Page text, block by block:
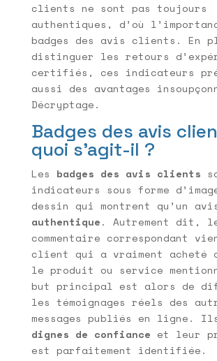
clients ne sont pas toujours
authentiques, d’où
badges des avis clients. En
distinguer les retours
certifiés, ces indicateurs
aussi des avantages
Décryptage.
Badges des avis
quoi s’agit-il ?
Les badges des avis clients
indicateurs sous forme
dessin qui montrent qu’un
authentique. Autrement dit,
commentaire correspondant
client qui a vraiment acheté
le produit ou service
but principal est alors de
les témoignages réels des
messages publiés en ligne.
dignes de confiance et leur
est parfaitement identifiée.